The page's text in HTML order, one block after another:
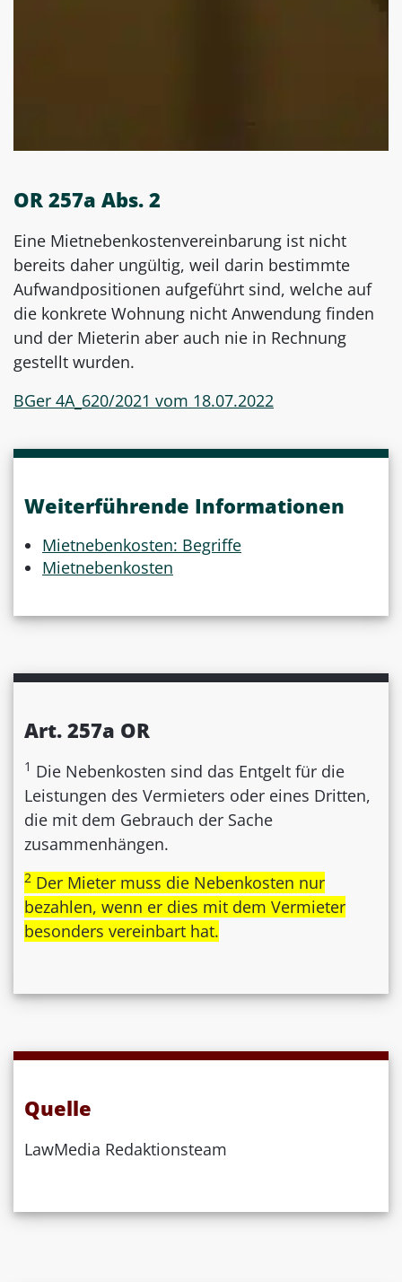
OR 257a Abs. 2
Eine Mietnebenkostenvereinbarung ist nicht
bereits daher ungültig, weil darin bestimmte
Aufwandpositionen aufgeführt sind, welche auf
die konkrete Wohnung nicht Anwendung finden
und der Mieterin aber auch nie in Rechnung
gestellt wurden.
BGer 4A_620/2021 vom 18.07.2022
Weiterführende Informationen
Mietnebenkosten: Begriffe
Mietnebenkosten
Art. 257a OR
1 Die Nebenkosten sind das Entgelt für die
Leistungen des Vermieters oder eines Dritten,
die mit dem Gebrauch der Sache
zusammenhän­gen.
2 Der Mieter muss die Nebenkosten nur
bezahlen, wenn er dies mit dem Vermieter
besonders vereinbart hat.
Quelle
LawMedia Redaktionsteam